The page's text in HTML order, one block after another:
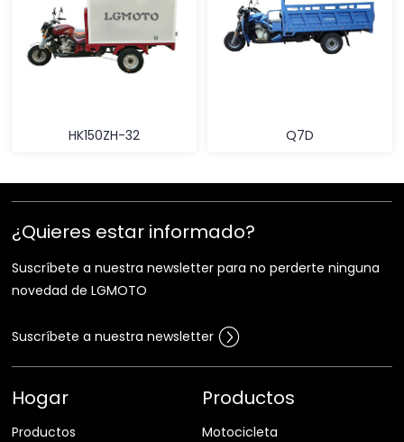
HK150ZH-32 Q7D
¿Quieres estar informado?
Suscríbete a nuestra newsletter para no perderte ninguna
novedad de LGMOTO
Suscríbete a nuestra newsletter
Hogar
Productos
Productos
Motocicleta